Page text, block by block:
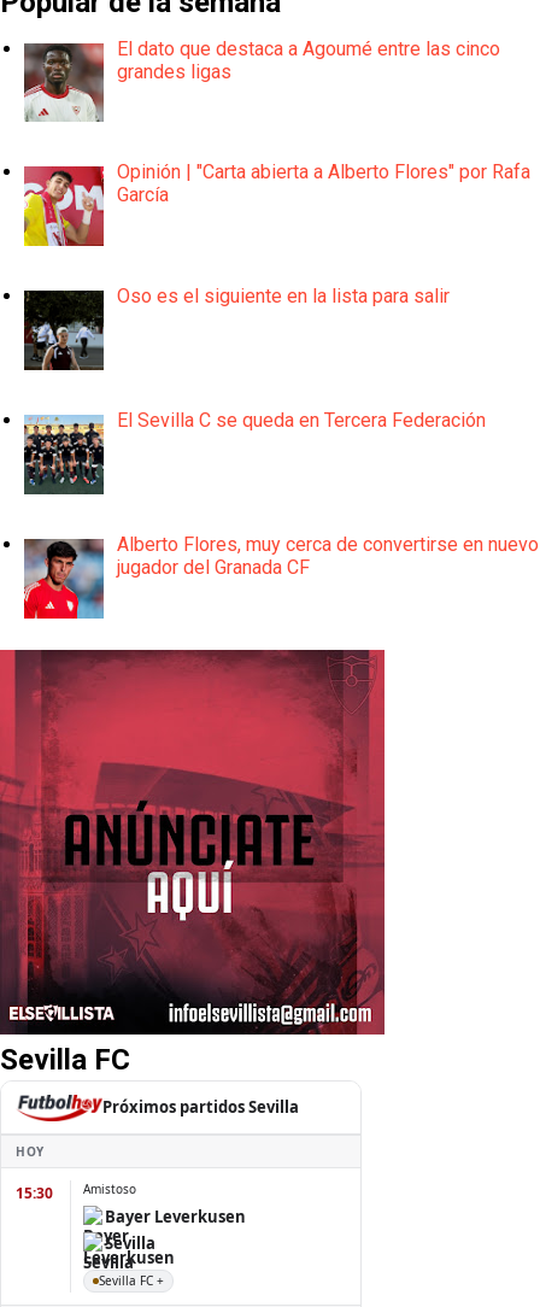
El dato que destaca a Agoumé entre las cinco
grandes ligas
Opinión | "Carta abierta a Alberto Flores" por Rafa
García
Oso es el siguiente en la lista para salir
El Sevilla C se queda en Tercera Federación
Alberto Flores, muy cerca de convertirse en nuevo
jugador del Granada CF
Sevilla FC